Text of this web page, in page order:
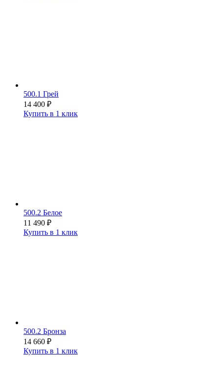
500.1 Грей
14 400 ₽
Купить в 1 клик
500.2 Белое
11 490 ₽
Купить в 1 клик
500.2 Бронза
14 660 ₽
Купить в 1 клик